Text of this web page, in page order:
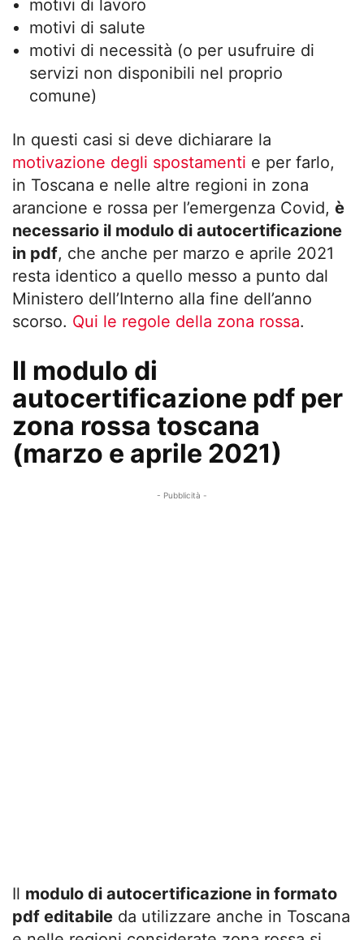
motivi di lavoro
motivi di salute
motivi di necessità (o per usufruire di
servizi non disponibili nel proprio
comune)
In questi casi si deve dichiarare la
motivazione degli spostamenti e per farlo,
in Toscana e nelle altre regioni in zona
arancione e rossa per l’emergenza Covid, è
necessario il modulo di autocertificazione
in pdf, che anche per marzo e aprile 2021
resta identico a quello messo a punto dal
Ministero dell’Interno alla fine dell’anno
scorso. Qui le regole della zona rossa.
Il modulo di
autocertificazione pdf per
zona rossa toscana
(marzo e aprile 2021)
- Pubblicità -
Il modulo di autocertificazione in formato
pdf editabile da utilizzare anche in Toscana